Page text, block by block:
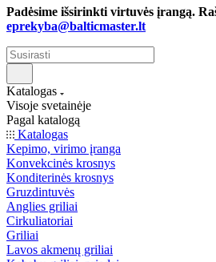
Padėsime išsirinkti virtuvės įrangą.
eprekyba@balticmaster.lt
Katalogas
Visoje svetainėje
Pagal katalogą
Katalogas
Kepimo, virimo įranga
Konvekcinės krosnys
Konditerinės krosnys
Gruzdintuvės
Anglies griliai
Cirkuliatoriai
Griliai
Lavos akmenų griliai